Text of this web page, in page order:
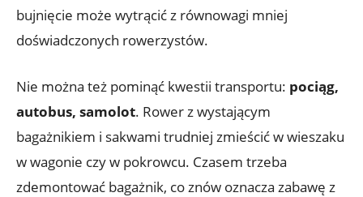
bujnięcie może wytrącić z równowagi mniej
doświadczonych rowerzystów.
Nie można też pominąć kwestii transportu: pociąg,
autobus, samolot. Rower z wystającym
bagażnikiem i sakwami trudniej zmieścić w wieszaku
w wagonie czy w pokrowcu. Czasem trzeba
zdemontować bagażnik, co znów oznacza zabawę z